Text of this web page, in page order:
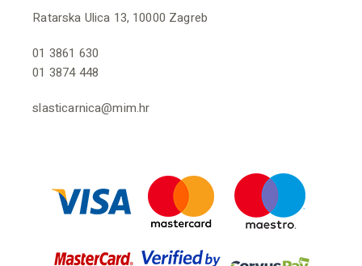
Ratarska Ulica 13, 10000 Zagreb
01 3861 630
01 3874 448
slasticarnica@mim.hr